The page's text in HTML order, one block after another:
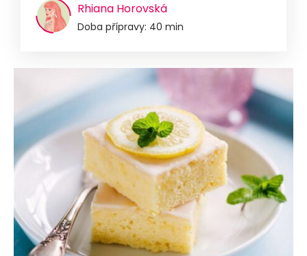
Rhiana Horovská
Doba přípravy: 40 min